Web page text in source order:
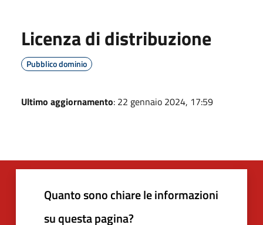
Licenza di distribuzione
Pubblico dominio
Ultimo aggiornamento: 22 gennaio 2024, 17:59
Quanto sono chiare le informazioni
su questa pagina?